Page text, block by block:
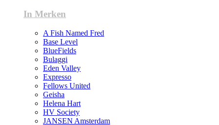
In Merken
A Fish Named Fred
Base Level
BlueFields
Bulaggi
Eden Valley
Expresso
Fellows United
Geisha
Helena Hart
HV Society
JANSEN Amsterdam